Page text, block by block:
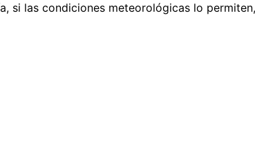
si las condiciones meteorológicas lo